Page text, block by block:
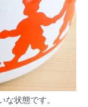
状態です。